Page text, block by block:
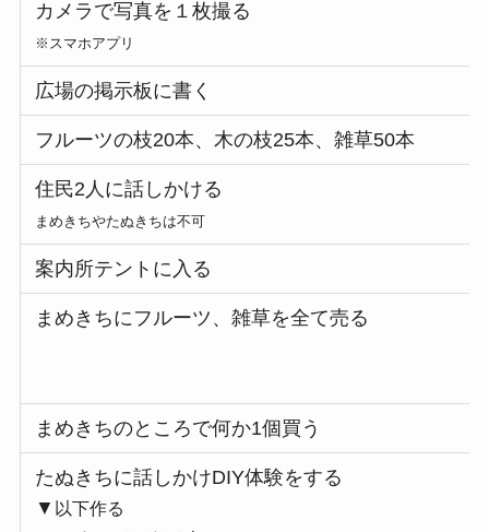
カメラで写真を１枚撮る
※スマホアプリ
広場の掲示板に書く
フルーツの枝20本、木の枝25本、雑草50本
住民2人に話しかける
まめきちやたぬきちは不可
案内所テントに入る
まめきちにフルーツ、雑草を全て売る
まめきちのところで何か1個買う
たぬきちに話しかけDIY体験をする
▼ 以下作る